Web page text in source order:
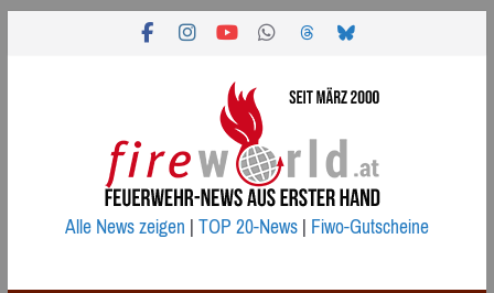
Alle News zeigen|TOP 20-News|Fiwo-Gutscheine